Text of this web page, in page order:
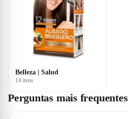
Belleza | Salud
14 itens
Perguntas mais frequentes